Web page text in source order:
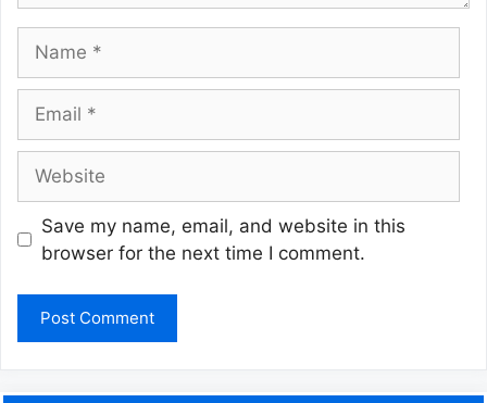
Save my name, email, and website in this
browser for the next time I comment.